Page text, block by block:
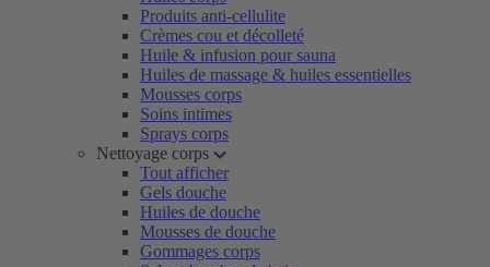
Produits anti-cellulite
Crèmes cou et décolleté
Huile & infusion pour sauna
Huiles de massage & huiles essentielles
Mousses corps
Soins intimes
Sprays corps
Nettoyage corps
Tout afficher
Gels douche
Huiles de douche
Mousses de douche
Gommages corps